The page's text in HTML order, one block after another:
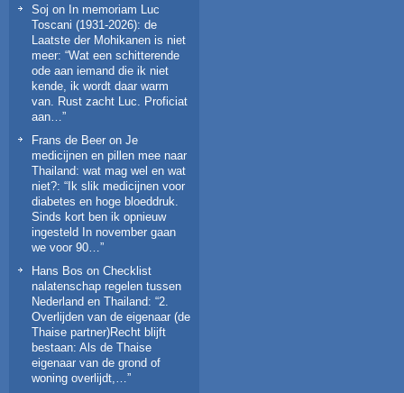
Soj on In memoriam Luc
Toscani (1931-2026): de
Laatste der Mohikanen is niet
meer: “Wat een schitterende
ode aan iemand die ik niet
kende, ik wordt daar warm
van. Rust zacht Luc. Proficiat
aan… ”
Frans de Beer on Je
medicijnen en pillen mee naar
Thailand: wat mag wel en wat
niet?: “ Ik slik medicijnen voor
diabetes en hoge bloeddruk.
Sinds kort ben ik opnieuw
ingesteld In november gaan
we voor 90… ”
Hans Bos on Checklist
nalatenschap regelen tussen
Nederland en Thailand: “2.
Overlijden van de eigenaar (de
Thaise partner)Recht blijft
bestaan: Als de Thaise
eigenaar van de grond of
woning overlijdt,… ”